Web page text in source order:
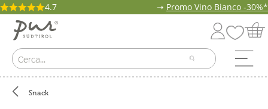
4.7 ➝ Promo Vino Bianco -30%*
Snack